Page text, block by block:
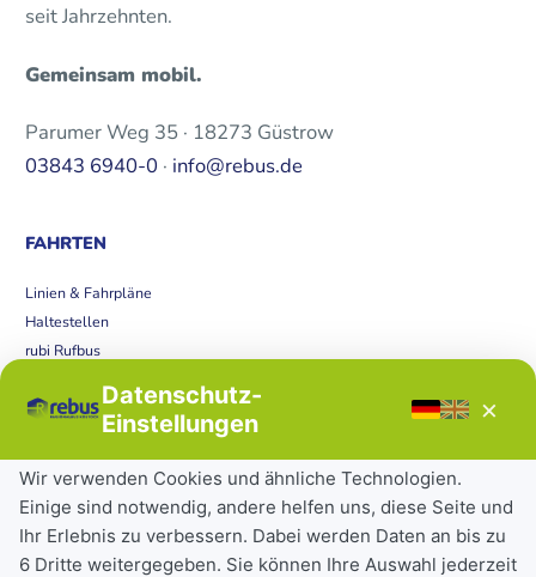
seit Jahrzehnten.
Gemeinsam mobil.
Parumer Weg 35 · 18273 Güstrow
03843 6940-0 · info@rebus.de
FAHRTEN
Linien & Fahrpläne
Haltestellen
rubi Rufbus
Störungen
Tickets & Tarife
Deutschlandticket
Schülerkarte
Einzeltickets
Datenschutz-
Einstellungen
×
Wir verwenden Cookies und ähnliche Technologien.
Einige sind notwendig, andere helfen uns, diese Seite und
Ihr Erlebnis zu verbessern. Dabei werden Daten an bis zu
6 Dritte weitergegeben. Sie können Ihre Auswahl jederzeit